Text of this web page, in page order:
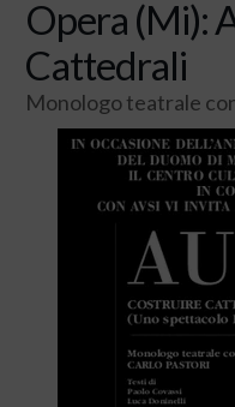
Opera (Mi):
Cattedrali
Monologo teatrale